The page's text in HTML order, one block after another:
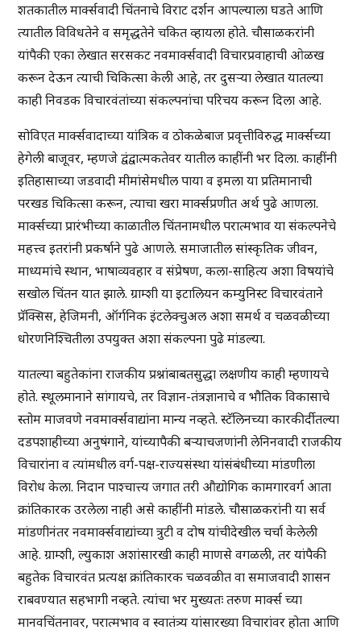
शतकातील मार्क्सवादी चिंतनाचे विराट दर्शन आपल्याला घडते आणि
त्यातील विविधतेने व समृद्धतेने चकित व्हायला होते. चौसाळकरांनी
यांपैकी एका लेखात सरसकट नवमार्क्सवादी विचारप्रवाहाची ओळख
करून देऊन त्याची चिकित्सा केली आहे, तर दुसऱ्या लेखात यातल्या
काही निवडक विचारवंतांच्या संकल्पनांचा परिचय करून दिला आहे.
सोविएत मार्क्सवादाच्या यांत्रिक व ठोकळेबाज प्रवृत्तीविरुद्ध मार्क्सच्या
हेगेली बाजूवर, म्हणजे द्वंद्वात्मकतेवर यातील काहींनी भर दिला. काहींनी
इतिहासाच्या जडवादी मीमांसेमधील पाया व इमला या प्रतिमानाची
परखड चिकित्सा करून, त्याचा खरा मार्क्सप्रणीत अर्थ पुढे आणला.
मार्क्सच्या प्रारंभीच्या काळातील चिंतनामधील परात्मभाव या संकल्पनेचे
महत्त्व इतरांनी प्रकर्षाने पुढे आणले. समाजातील सांस्कृतिक जीवन,
माध्यमांचे स्थान, भाषाव्यवहार व संप्रेषण, कला-साहित्य अशा विषयांचे
सखोल चिंतन यात झाले. ग्राम्शी या इटालियन कम्युनिस्ट विचारवंताने
प्रॅक्सिस, हेजिमनी, ऑर्गनिक इंटलेक्चुअल अशा समर्थ व चळवळीच्या
धोरणनिश्चितीला उपयुक्त अशा संकल्पना पुढे मांडल्या.
यातल्या बहुतेकांना राजकीय प्रश्नांबाबतसुद्धा लक्षणीय काही म्हणायचे
होते. स्थूलमानाने सांगायचे, तर विज्ञान-तंत्रज्ञानाचे व भौतिक विकासाचे
स्तोम माजवणे नवमार्क्सवाद्यांना मान्य नव्हते. स्टॅलिनच्या कारकीर्दीतल्या
दडपशाहीच्या अनुषंगाने, यांच्यापैकी बऱ्याचजणांनी लेनिनवादी राजकीय
विचारांना व त्यांमधील वर्ग-पक्ष-राज्यसंस्था यांसंबंधीच्या मांडणीला
विरोध केला. निदान पाश्चात्त्य जगात तरी औद्योगिक कामगारवर्ग आता
क्रांतिकारक उरलेला नाही असे काहींनी मांडले. चौसाळकरांनी या सर्व
मांडणीनंतर नवमार्क्सवाद्यांच्या त्रुटी व दोष यांचीदेखील चर्चा केलेली
आहे. ग्राम्शी, ल्युकाश अशांसारखी काही माणसे वगळली, तर यांपैकी
बहुतेक विचारवंत प्रत्यक्ष क्रांतिकारक चळवळीत वा समाजवादी शासन
राबवण्यात सहभागी नव्हते. त्यांचा भर मुख्यतः तरुण मार्क्स च्या
मानवचिंतनावर, परात्मभाव व स्वातंत्र्य यांसारख्या विचारांवर होता आणि